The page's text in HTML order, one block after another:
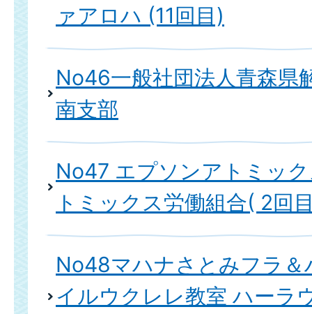
ァアロハ (11回目)
No46一般社団法人青森県
南支部
No47 エプソンアトミッ
トミックス労働組合( 2回
No48マハナさとみフラ＆
イルウクレレ教室 ハーラ